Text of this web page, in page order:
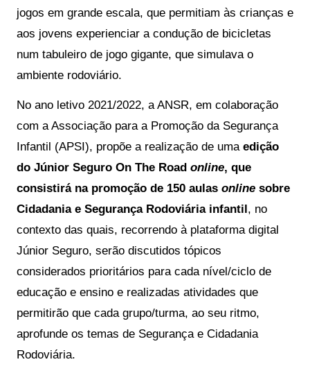
jogos em grande escala, que permitiam às crianças e
aos jovens experienciar a condução de bicicletas
num tabuleiro de jogo gigante, que simulava o
ambiente rodoviário.
No ano letivo 2021/2022, a ANSR, em colaboração
com a Associação para a Promoção da Segurança
Infantil (APSI), propõe a realização de uma edição
do Júnior Seguro On The Road online, que
consistirá na promoção de 150 aulas online sobre
Cidadania e Segurança Rodoviária infantil, no
contexto das quais, recorrendo à plataforma digital
Júnior Seguro, serão discutidos tópicos
considerados prioritários para cada nível/ciclo de
educação e ensino e realizadas atividades que
permitirão que cada grupo/turma, ao seu ritmo,
aprofunde os temas de Segurança e Cidadania
Rodoviária.